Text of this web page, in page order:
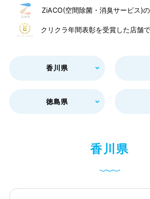
ZiACO(空間除菌・消臭サービス)の
クリクラ年間表彰を受賞した店舗で
香川県
徳島県
香川県